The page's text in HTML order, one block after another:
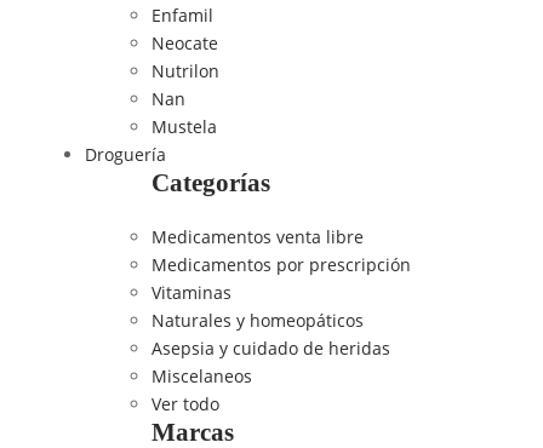
Enfamil
Neocate
Nutrilon
Nan
Mustela
Droguería
Categorías
Medicamentos venta libre
Medicamentos por prescripción
Vitaminas
Naturales y homeopáticos
Asepsia y cuidado de heridas
Miscelaneos
Ver todo
Marcas